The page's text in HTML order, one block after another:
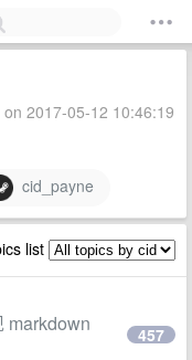
2017-05-12 10:46:19
cid_payne
list
markdown
457